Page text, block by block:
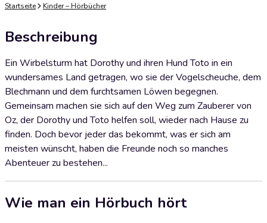
Startseite Kinder – Hörbücher
Beschreibung
Ein Wirbelsturm hat Dorothy und ihren Hund Toto in ein
wundersames Land getragen, wo sie der Vogelscheuche, dem
Blechmann und dem furchtsamen Löwen begegnen.
Gemeinsam machen sie sich auf den Weg zum Zauberer von
Oz, der Dorothy und Toto helfen soll, wieder nach Hause zu
finden. Doch bevor jeder das bekommt, was er sich am
meisten wünscht, haben die Freunde noch so manches
Abenteuer zu bestehen...
Wie man ein Hörbuch hört